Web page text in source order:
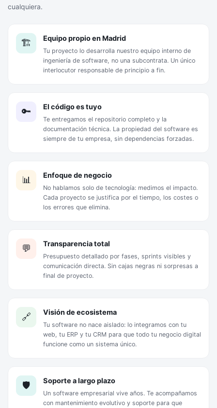
cualquiera.
🏗️ Equipo propio en Madrid
Tu proyecto lo desarrolla nuestro equipo interno de
ingeniería de software, no una subcontrata. Un único
interlocutor responsable de principio a fin.
🔑 El código es tuyo
Te entregamos el repositorio completo y la
documentación técnica. La propiedad del software es
siempre de tu empresa, sin dependencias forzadas.
📊 Enfoque de negocio
No hablamos solo de tecnología: medimos el impacto.
Cada proyecto se justifica por el tiempo, los costes o
los errores que elimina.
💬 Transparencia total
Presupuesto detallado por fases, sprints visibles y
comunicación directa. Sin cajas negras ni sorpresas a
final de proyecto.
🔗 Visión de ecosistema
Tu software no nace aislado: lo integramos con tu
web, tu ERP y tu CRM para que todo tu negocio digital
funcione como un sistema único.
🛡️ Soporte a largo plazo
Un software empresarial vive años. Te acompañamos
con mantenimiento evolutivo y soporte para que